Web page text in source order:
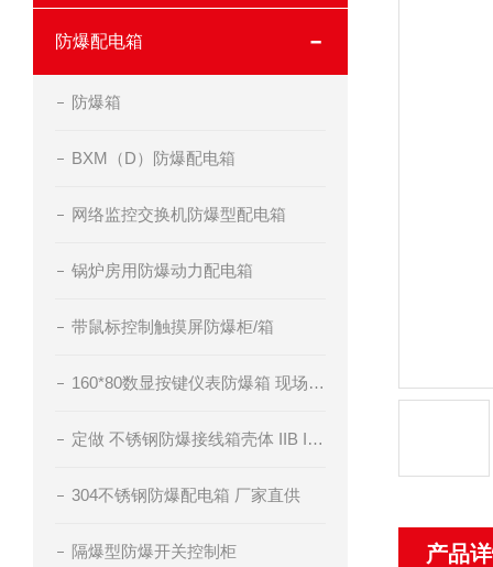
防爆配电箱
防爆箱
BXM（D）防爆配电箱
网络监控交换机防爆型配电箱
锅炉房用防爆动力配电箱
带鼠标控制触摸屏防爆柜/箱
160*80数显按键仪表防爆箱 现场仪表防爆控制箱
定做 不锈钢防爆接线箱壳体 IIB IIC级
304不锈钢防爆配电箱 厂家直供
隔爆型防爆开关控制柜 产品